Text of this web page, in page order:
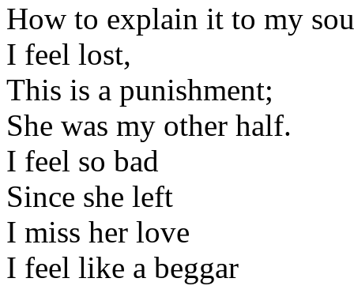
How to explain it to my
I feel lost,
This is a punishment;
She was my other half.
I feel so bad
Since she left
I miss her love
I feel like a beggar